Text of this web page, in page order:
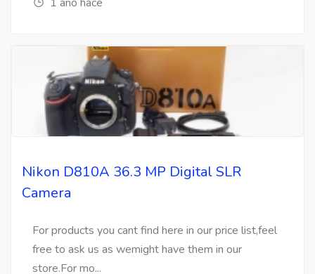
Nikon D810A 36.3 MP Digital SLR
Camera
For products you cant find here in our price list,feel
free to ask us as wemight have them in our
store.For mo...